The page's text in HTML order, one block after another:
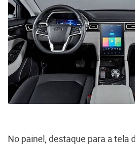
No painel, destaque para a tela